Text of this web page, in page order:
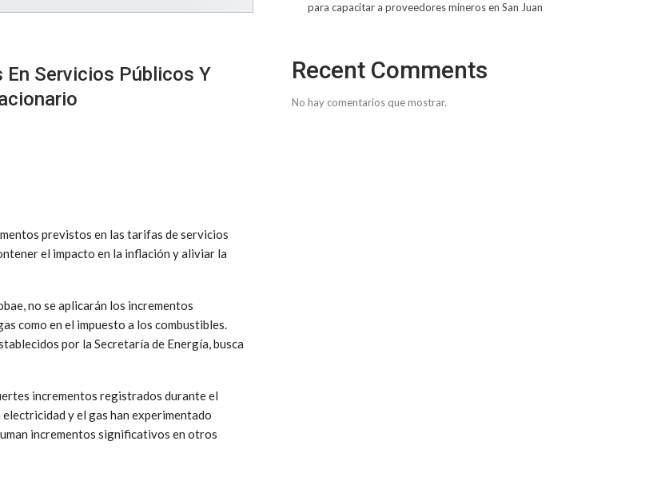
Servicios Públicos Y
previstos en las tarifas de servicios
el impacto en la inflación y aliviar la
no se aplicarán los incrementos
como en el impuesto a los combustibles.
por la Secretaría de Energía, busca
incrementos registrados durante el
y el gas han experimentado
incrementos significativos en otros
para capacitar a proveedores mineros en San Juan
Recent Comments
No hay comentarios que mostrar.